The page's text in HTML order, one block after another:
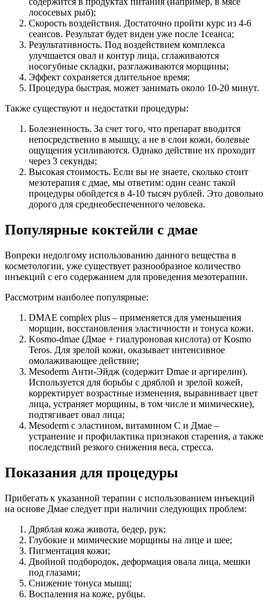
лососевых рыб);
Скорость воздействия. Достаточно пройти курс из 4-6
сеансов. Результат будет виден уже после 1сеанса;
Результативность. Под воздействием комплекса
улучшается овал и контур лица, сглаживаются
носогубные складки, разглаживаются морщины;
Эффект сохраняется длительное время;
Процедура быстрая, может занимать около 10-20 минут.
Также существуют и недостатки процедуры:
Болезненность. За счет того, что препарат вводится
непосредственно в мышцу, а не в слои кожи, болевые
ощущения усиливаются. Однако действие их проходит
через 3 секунды;
Высокая стоимость. Если вы не знаете, сколько стоит
мезотерапия с дмае, мы ответим: один сеанс такой
процедуры обойдется в 4-10 тысяч рублей. Это довольно
дорого для среднеобеспеченного человека.
Популярные коктейли с дмае
Вопреки недолгому использованию данного вещества в
косметологии, уже существует разнообразное количество
инъекций с его содержанием для проведения мезотерапии.
Рассмотрим наиболее популярные:
DMAE complex plus – применяется для уменьшения
морщин, восстановления эластичности и тонуса кожи.
Kosmo-dmae (Дмае + гиалуроновая кислота) от Kosmo
Teros. Для зрелой кожи, оказывает интенсивное
омолаживающее действие;
Mesoderm Анти-Эйдж (содержит Dmae и аргирелин).
Используется для борьбы с дряблой и зрелой кожей,
корректирует возрастные изменения, выравнивает цвет
лица, устраняет морщины, в том числе и мимические),
подтягивает овал лица;
Mesoderm с эластином, витамином С и Дмае –
устранение и профилактика признаков старения, а также
последствий резкого снижения веса, стресса.
Показания для процедуры
Прибегать к указанной терапии с использованием инъекций
на основе Дмае следует при наличии следующих проблем:
Дряблая кожа живота, бедер, рук;
Глубокие и мимические морщины на лице и шее;
Пигментация кожи;
Двойной подбородок, деформация овала лица, мешки
под глазами;
Снижение тонуса мышц;
Воспаления на коже, рубцы.